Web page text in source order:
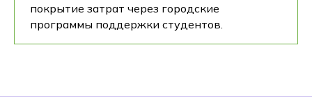
покрытие затрат через городские
программы поддержки студентов.